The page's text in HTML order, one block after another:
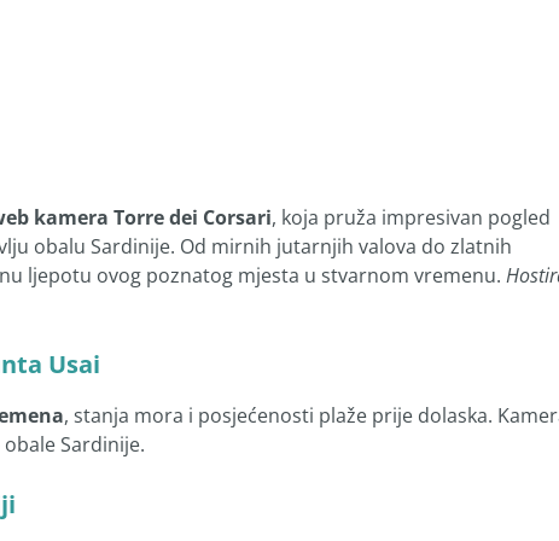
kamera Torre dei Corsari, koja pruža impresivan pogled
obalu Sardinije. Od mirnih jutarnjih valova do zlatnih
ljepotu ovog poznatog mjesta u stvarnom vremenu.
Usai
, stanja mora i posjećenosti plaže prije dolaska.
Sardinije.